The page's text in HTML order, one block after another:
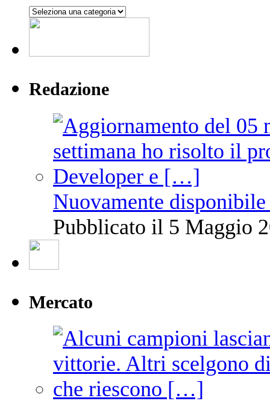
Argomenti
Redazione
Nuovamente
Pubblicato il 5 Maggio
Mercato